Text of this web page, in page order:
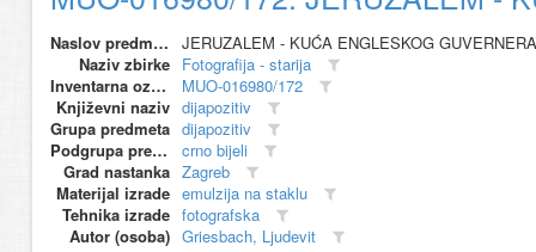
Naslov predmeta
JERUZALEM - KUĆA ENGLESKOG GUVERNERA
Naziv zbirke Fotografija - starija
Inventarna oznaka
MUO-016980/172
Književni naziv dijapozitiv
Grupa predmeta dijapozitiv
Podgrupa predmeta
crno bijeli
Grad nastanka Zagreb
Materijal izrade emulzija na staklu
Tehnika izrade fotografska
Autor (osoba) Griesbach, Ljudevit